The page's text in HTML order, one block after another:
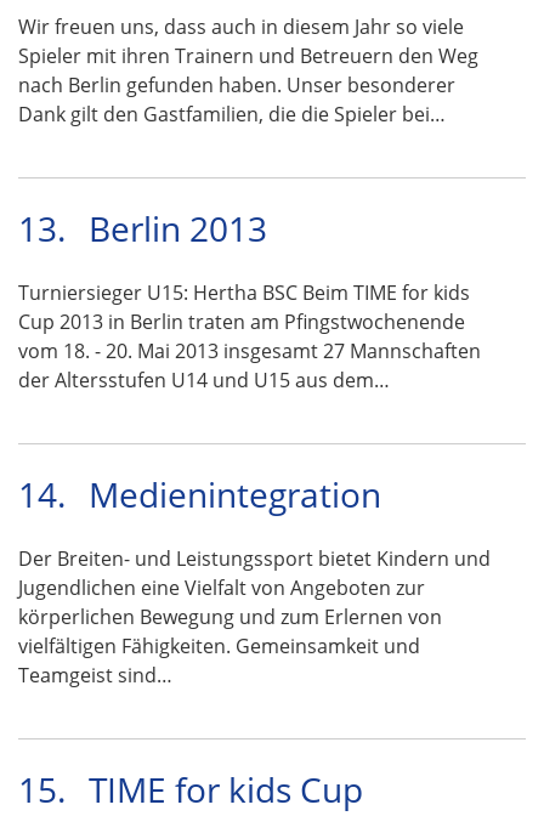
Wir freuen uns, dass auch in diesem Jahr so viele
Spieler mit ihren Trainern und Betreuern den Weg
nach Berlin gefunden haben. Unser besonderer
Dank gilt den Gastfamilien, die die Spieler bei…
13. Berlin 2013
Turniersieger U15: Hertha BSC Beim TIME for kids
Cup 2013 in Berlin traten am Pfingstwochenende
vom 18. - 20. Mai 2013 insgesamt 27 Mannschaften
der Altersstufen U14 und U15 aus dem…
14. Medienintegration
Der Breiten- und Leistungssport bietet Kindern und
Jugendlichen eine Vielfalt von Angeboten zur
körperlichen Bewegung und zum Erlernen von
vielfältigen Fähigkeiten. Gemeinsamkeit und
Teamgeist sind…
15. TIME for kids Cup